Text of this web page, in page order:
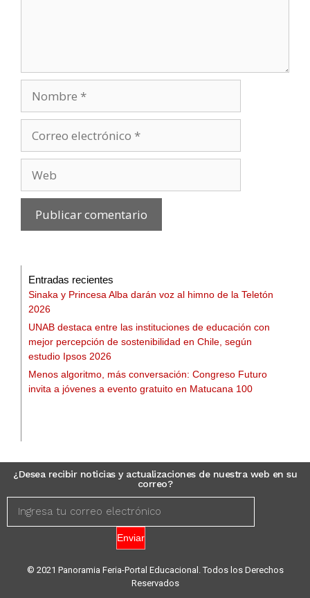
Entradas recientes
Sinaka y Princesa Alba darán voz al himno de la Teletón
2026
UNAB destaca entre las instituciones de educación con
mejor percepción de sostenibilidad en Chile, según
estudio Ipsos 2026
Menos algoritmo, más conversación: Congreso Futuro
invita a jóvenes a evento gratuito en Matucana 100
¿Desea recibir noticias y actualizaciones de nuestra web en su
correo?
Enviar
© 2021 Panoramia Feria-Portal Educacional. Todos los Derechos
Reservados